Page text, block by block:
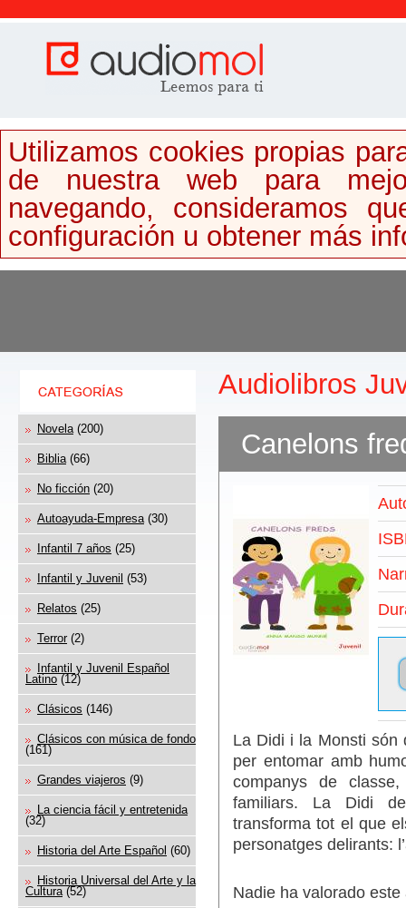
Utilizamos cookies propias
de nuestra web para
navegando, consideramos
configuración u obtener más
Novela (200)
Biblia (66)
No ficción (20)
Autoayuda-Empresa (30)
Infantil 7 años (25)
Infantil y Juvenil (53)
Relatos (25)
Terror (2)
Infantil y Juvenil Español
Latino(12)
Clásicos (146)
Clásicos con música de fondo
(161)
Grandes viajeros (9)
La ciencia fácil y entretenida
(32)
Historia del Arte Español (60)
Historia Universal del Arte y la
Cultura(52)
Audiolibros
Canelons
La Didi i la Monsti són
per entomar amb
companys de
familiars. La Didi
transforma tot el que
personatges delirants:
Nadie ha valorado